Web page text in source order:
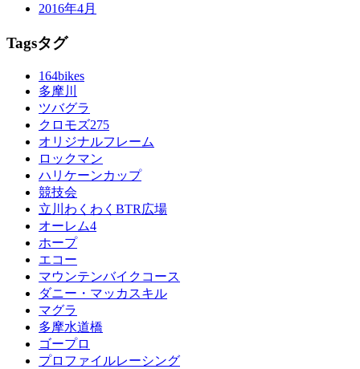
2016年4月
Tagsタグ
164bikes
多摩川
ツバグラ
クロモズ275
オリジナルフレーム
ロックマン
ハリケーンカップ
競技会
立川わくわくBTR広場
オーレム4
ホープ
エコー
マウンテンバイクコース
ダニー・マッカスキル
マグラ
多摩水道橋
ゴープロ
プロファイルレーシング